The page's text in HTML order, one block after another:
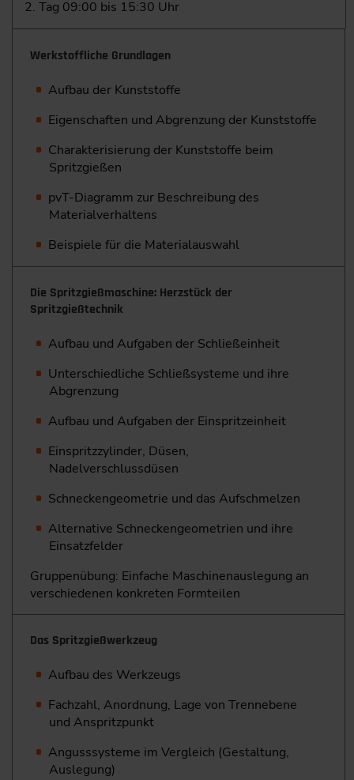
2. Tag 09:00 bis 15:30 Uhr
Werkstoffliche Grundlagen
Aufbau der Kunststoffe
Eigenschaften und Abgrenzung der Kunststoffe
Charakterisierung der Kunststoffe beim
Spritzgießen
pvT-Diagramm zur Beschreibung des
Materialverhaltens
Beispiele für die Materialauswahl
Die Spritzgießmaschine: Herzstück der
Spritzgießtechnik
Aufbau und Aufgaben der Schließeinheit
Unterschiedliche Schließsysteme und ihre
Abgrenzung
Aufbau und Aufgaben der Einspritzeinheit
Einspritzzylinder, Düsen,
Nadelverschlussdüsen
Schneckengeometrie und das Aufschmelzen
Alternative Schneckengeometrien und ihre
Einsatzfelder
Gruppenübung: Einfache Maschinenauslegung an
verschiedenen konkreten Formteilen
Das Spritzgießwerkzeug
Aufbau des Werkzeugs
Fachzahl, Anordnung, Lage von Trennebene
und Anspritzpunkt
Angusssysteme im Vergleich (Gestaltung,
Auslegung)